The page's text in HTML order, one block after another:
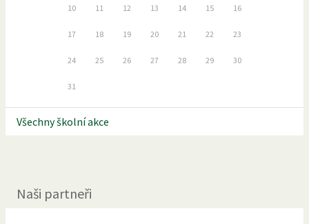
10 11 12 13 14 15 16
17 18 19 20 21 22 23
24 25 26 27 28 29 30
31
Všechny školní akce
Naši partneři